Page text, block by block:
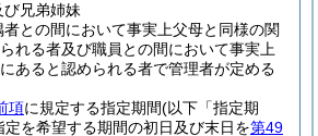
兄弟姉妹
との間において事実上父母と同様の関
れる者及び職員との間において事実上
あると認められる者で管理者が定める
項に規定する指定期間(以下「指定期
定を希望する期間の初日及び末日を第49